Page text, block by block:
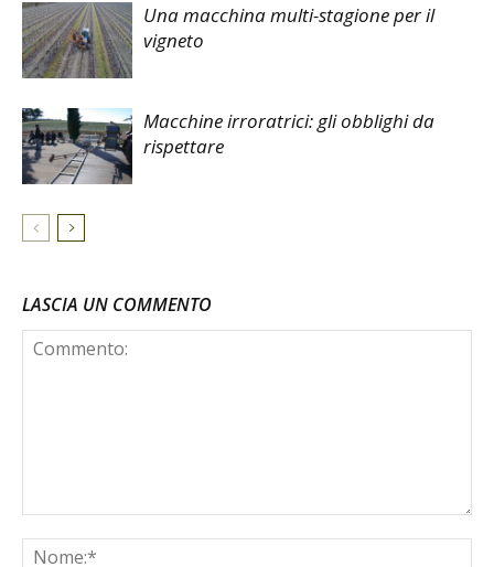
Una macchina multi-stagione per il
vigneto
Macchine irroratrici: gli obblighi da
rispettare
LASCIA UN COMMENTO